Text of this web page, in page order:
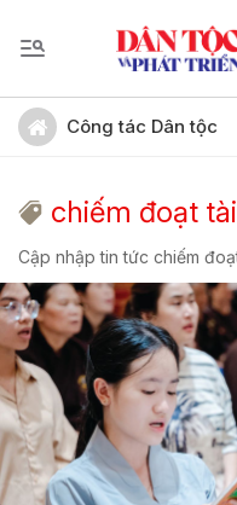
Công tác Dân tộc
chiếm đoạt
Cập nhập tin tức chiếm